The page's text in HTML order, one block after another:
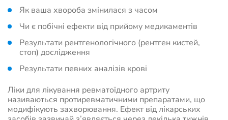
Як ваша хвороба змінилася з часом
Чи є побічні ефекти від прийому медикаментів
Результати рентгенологічного (рентген кистей,
стоп) дослідження
Результати певних аналізів крові
Ліки для лікування ревматоїдного артриту
називаються протиревматичними препаратами, що
модифікують захворювання. Ефект від лікарських